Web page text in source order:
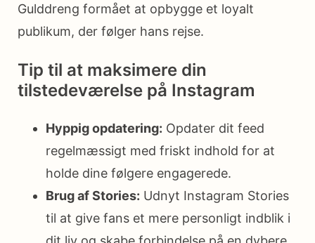
Gulddreng formået at opbygge et loyalt
publikum, der følger hans rejse.
Tip til at maksimere din
tilstedeværelse på Instagram
Hyppig opdatering: Opdater dit feed
regelmæssigt med friskt indhold for at
holde dine følgere engagerede.
Brug af Stories: Udnyt Instagram Stories
til at give fans et mere personligt indblik i